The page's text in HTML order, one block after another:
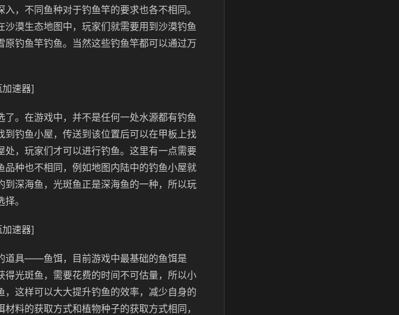
，不同鱼种对于钓鱼竿的要求也各不相同。
漠生态地图中，玩家们就需要用到沙漠钓鱼
钓鱼竿钓鱼。当然这些钓鱼竿都可以通过万
速器]
。在游戏中，并不是任何一处水源都有钓鱼
钓鱼小屋，传送到该位置后可以在甲板上找
，玩家们才可以进行钓鱼。这里有一点需要
种也不相同，例如地图内陆中的钓鱼小屋就
深海鱼，光斑鱼正是深海鱼的一种，所以玩
。
速器]
道具——鱼饵，目前游戏中最基础的鱼饵是
得光斑鱼，需要花费的时间不可估量，所以小
这样可以大大提升钓鱼的效率，减少自身的
料的获取方式和植物种子的获取方式相同，